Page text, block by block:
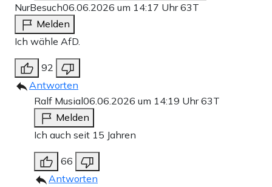
NurBesuch06.06.2026 um 14:17 Uhr63T
Melden
Ich wähle AfD.
92
Antworten
Ralf Musial06.06.2026 um 14:19 Uhr63T
Melden
Ich auch seit 15 Jahren
66
Antworten